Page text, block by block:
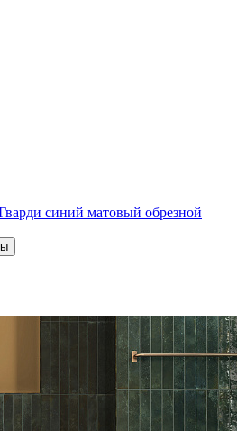
синий матовый обрезной